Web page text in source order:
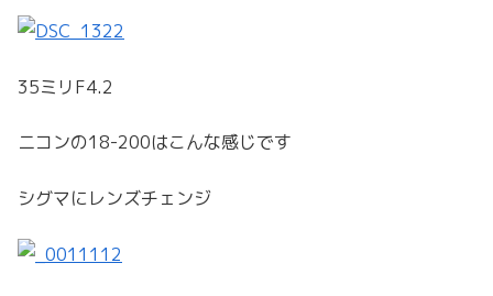
35ミリF4.2
ニコンの18-200はこんな感じです
シグマにレンズチェンジ